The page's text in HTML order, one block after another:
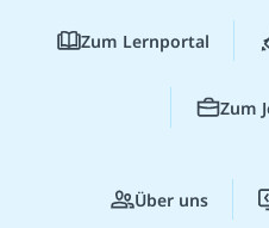
Zum Lernportal
Zum
Über uns